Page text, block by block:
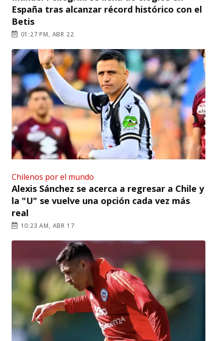
España tras alcanzar récord histórico con el
Betis
01:27 PM, ABR 22
Chilenos por el mundo
Alexis Sánchez se acerca a regresar a Chile y
la "U" se vuelve una opción cada vez más
real
10:23 AM, ABR 17